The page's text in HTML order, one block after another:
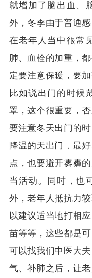
就增加了脑出血、
外，冬季由于普通
在老年人当中很常
肺、血栓的加重，
定要注意保暖，要
比如说出门的时候
罩，这个很重要，
要注意冬天出门的
降温的天出门，最
点，也要避开雾霾
当活动。同时，也
外，老年人抵抗力
以建议适当地打相
苗等等，这些都是
可以找我们中医大
气、补肺之后，让